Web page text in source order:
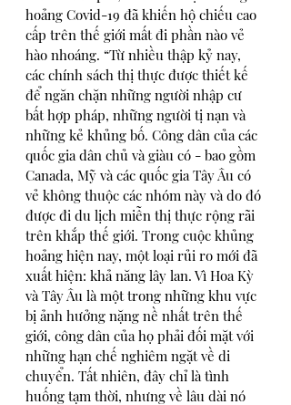
hoảng Covid-19 đã khiến hộ chiếu cao
cấp trên thế giới mất đi phần nào vẻ
hào nhoáng. “Từ nhiều thập kỷ nay,
các chính sách thị thực được thiết kế
để ngăn chặn những người nhập cư
bất hợp pháp, những người tị nạn và
những kẻ khủng bố. Công dân của các
quốc gia dân chủ và giàu có - bao gồm
Canada, Mỹ và các quốc gia Tây Âu có
vẻ không thuộc các nhóm này và do đó
được đi du lịch miễn thị thực rộng rãi
trên khắp thế giới. Trong cuộc khủng
hoảng hiện nay, một loại rủi ro mới đã
xuất hiện: khả năng lây lan. Vì Hoa Kỳ
và Tây Âu là một trong những khu vực
bị ảnh hưởng nặng nề nhất trên thế
giới, công dân của họ phải đối mặt với
những hạn chế nghiêm ngặt về di
chuyển. Tất nhiên, đây chỉ là tình
huống tạm thời, nhưng về lâu dài nó